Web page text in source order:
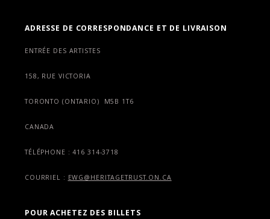
ADRESSE DE CORRESPONDANCE ET DE LIVRAISON
ENTRÉE DES ARTISTES
158, RUE VICTORIA
TORONTO (ONTARIO) M5B 1T6
CANADA
TÉLÉPHONE : 416 314-3718
COURRIEL : EWG@HERITAGETRUST.ON.CA
POUR ACHETEZ DES BILLETS